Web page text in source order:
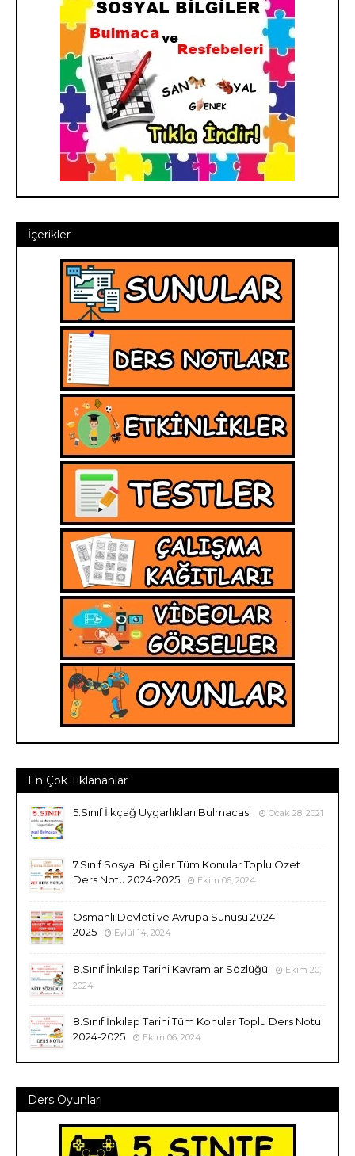
İçerikler
En Çok Tıklananlar
5.Sınıf İlkçağ Uygarlıkları Bulmacası Ocak 28, 2021
7.Sınıf Sosyal Bilgiler Tüm Konular Toplu Özet
Ders Notu 2024-2025
Ekim 06, 2024
Osmanlı Devleti ve Avrupa Sunusu 2024-
2025
Eylül 14, 2024
8.Sınıf İnkılap Tarihi Kavramlar Sözlüğü
Ekim 20,
2024
8.Sınıf İnkılap Tarihi Tüm Konular Toplu Ders Notu
2024-2025
Ekim 06, 2024
Ders Oyunları